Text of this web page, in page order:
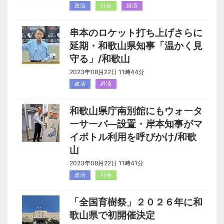
政治 社会 経済
串本のロケット打ち上げさらに
延期・和歌山県知事「温かく見
守る」/和歌山
2023年08月22日 11時44分
政治 経済
和歌山県庁南別館にもウォータ
ーサーバ―設置・岸本知事がマ
イボトル利用を呼びかけ/和歌
山
2023年08月22日 11時41分
政治 社会
「全国育樹祭」２０２６年に和
歌山県で初開催決定